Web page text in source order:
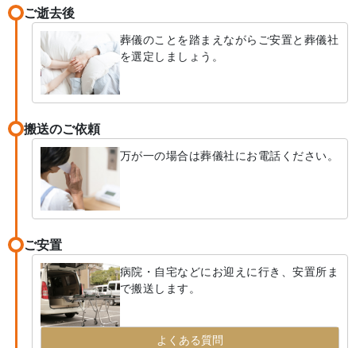
ご逝去後
葬儀のことを踏まえながらご安置と葬儀社
を選定しましょう。
搬送のご依頼
万が一の場合は葬儀社にお電話ください。
ご安置
病院・自宅などにお迎えに行き、安置所ま
で搬送します。
よくある質問